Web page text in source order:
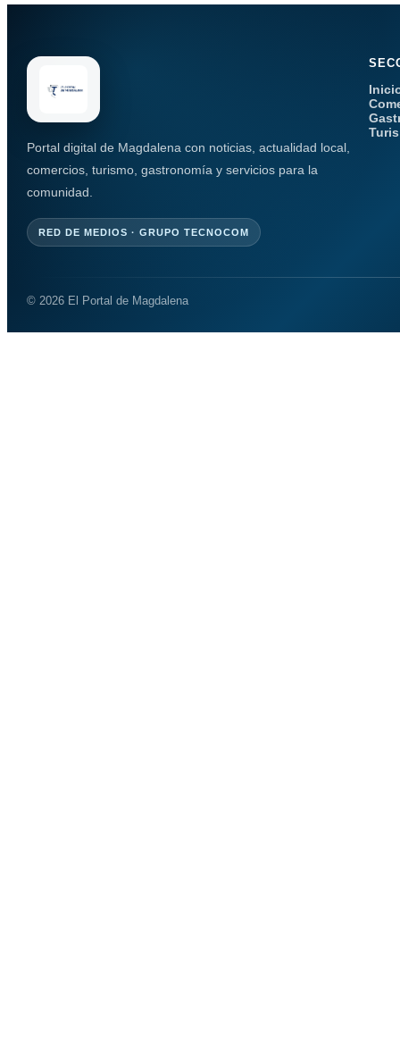
Portal digital de Magdalena con noticias, actualidad local,
comercios, turismo, gastronomía y servicios para la
comunidad.
RED DE MEDIOS · GRUPO TECNOCOM
© 2026 El Portal de Magdalena